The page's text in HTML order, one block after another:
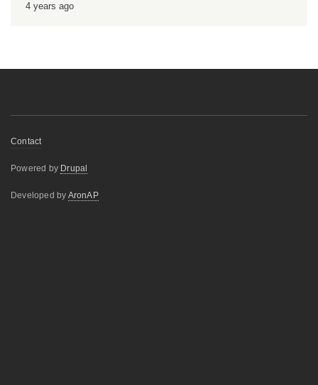
4 years ago
Меню
колонтитулу
Contact
Powered by Drupal
Developed by AronAP